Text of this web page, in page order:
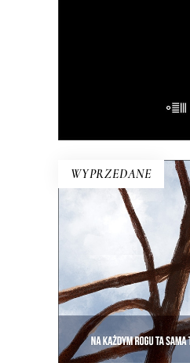
E-BOOK DO
WYPRZEDANE
NA KAŻDYM
Zupełnie nowe
Warszawa na